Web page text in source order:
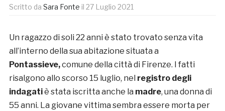
Scritto da Sara Fonte il 27 Luglio 2021
Un ragazzo di soli 22 anni è stato trovato senza vita
all’interno della sua abitazione situata a
Pontassieve,comune della città di Firenze. I fatti
risalgono allo scorso 15 luglio, nel registro degli
indagatiè stata iscritta anche la madre, una donna di
55 anni. La giovane vittima sembra essere morta per